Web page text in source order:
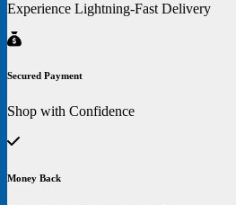
Experience Lightning-Fast Delivery
Secured Payment
Shop with Confidence
Money Back